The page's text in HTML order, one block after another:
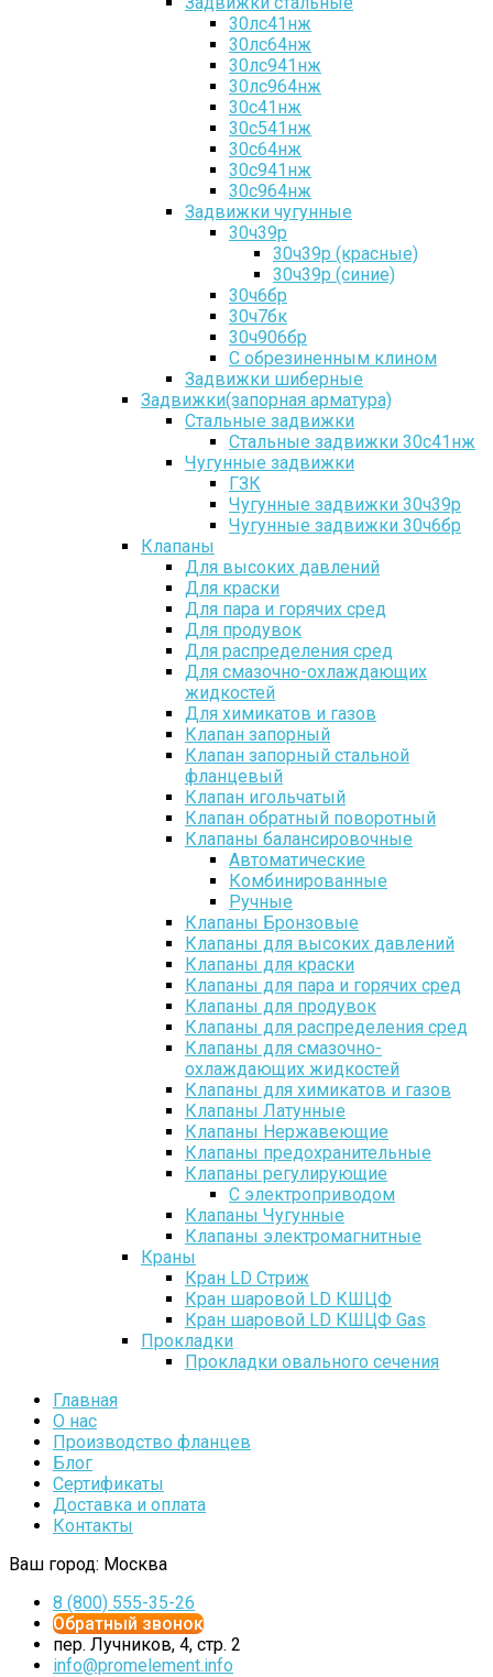
30лс41нж
30лс64нж
30лс941нж
30лс964нж
30с41нж
30с541нж
30с64нж
30с941нж
30с964нж
Задвижки чугунные
30ч39р
30ч39р (красные)
30ч39р (синие)
30ч6бр
30ч7бк
30ч906бр
С обрезиненным клином
Задвижки шиберные
Задвижки(запорная арматура)
Стальные задвижки
Стальные задвижки 30с41нж
Чугунные задвижки
ГЗК
Чугунные задвижки 30ч39р
Чугунные задвижки 30ч6бр
Клапаны
Для высоких давлений
Для краски
Для пара и горячих сред
Для продувок
Для распределения сред
Для смазочно-охлаждающих
жидкостей
Для химикатов и газов
Клапан запорный
Клапан запорный стальной
фланцевый
Клапан игольчатый
Клапан обратный поворотный
Клапаны балансировочные
Автоматические
Комбинированные
Ручные
Клапаны Бронзовые
Клапаны для высоких давлений
Клапаны для краски
Клапаны для пара и горячих сред
Клапаны для продувок
Клапаны для распределения сред
Клапаны для смазочно-
охлаждающих жидкостей
Клапаны для химикатов и газов
Клапаны Латунные
Клапаны Нержавеющие
Клапаны предохранительные
Клапаны регулирующие
С электроприводом
Клапаны Чугунные
Клапаны электромагнитные
Краны
Кран LD Стриж
Кран шаровой LD КШЦФ
Кран шаровой LD КШЦФ Gas
Прокладки
Прокладки овального сечения
Главная
О нас
Производство фланцев
Блог
Сертификаты
Доставка и оплата
Контакты
Ваш город: Москва
8 (800) 555-35-26
Обратный звонок
пер. Лучников, 4, стр. 2
info@promelement.info